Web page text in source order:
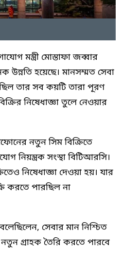
মন্ত্রী মোস্তাফা জব্বার
উন্নতি হয়েছে। মানসম্মত সেবা
তার সব কয়টি তারা পূরণ
নিষেধাজ্ঞা তুলে নেওয়ার
নতুন সিম বিক্রিতে
নিয়ন্ত্রক সংস্থা বিটিআরসি।
নিষেধাজ্ঞা দেওয়া হয়। যার
করতে পারছিল না
সেবার মান নিশ্চিত
নতুন গ্রাহক তৈরি করতে পারবে